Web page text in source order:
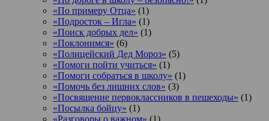
«По примеру Отца» (1)
«Подросток ‒ Игла» (1)
«Поиск добрых дел» (1)
«Поклонимся» (6)
«Полицейский Дед Мороз» (5)
«Помоги пойти учиться» (1)
«Помоги собраться в школу» (1)
«Помочь без лишних слов» (3)
«Посвящение первоклассников в пешеходы» (1)
«Посылка бойцу» (1)
«Разговоры о важном» (1)